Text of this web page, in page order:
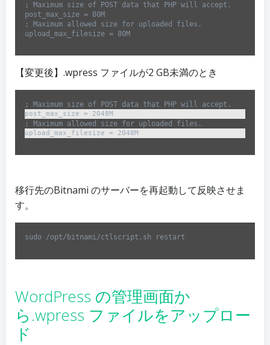
; Maximum size of POST data that PHP will accept.
post_max_size = 80M
; Maximum allowed size for uploaded files.
upload_max_filesize = 80M
【変更後】.wpress ファイルが2 GB未満のとき
移行先のBitnami のサーバーを再起動して反映させま
す。
sudo /opt/bitnami/ctlscript.sh restart
WordPress の管理画面か
ら.wpress ファイルをアップロー
ド